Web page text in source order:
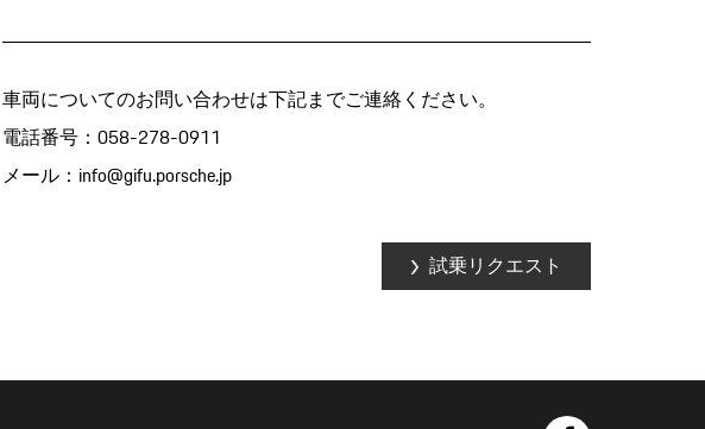
車両についてのお問い合わせは下記までご連絡ください。
電話番号：058-278-0911
メール： info@gifu.porsche.jp
試乗リクエスト